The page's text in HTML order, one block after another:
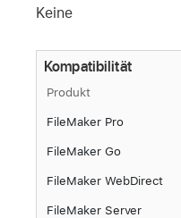
Keine
Kompatibilität
Produkt
FileMaker Pro
FileMaker Go
FileMaker WebDirect
FileMaker Server